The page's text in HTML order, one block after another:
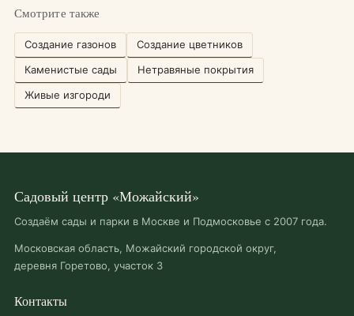
Смотрите также
Создание газонов
Создание цветников
Каменистые сады
Нетравяные покрытия
Живые изгороди
Садовый центр «Можайский»
Создаём сады и парки в Москве и Подмосковье с 2007 года.
Московская область, Можайский городской округ,
деревня Горетово, участок 3
Контакты